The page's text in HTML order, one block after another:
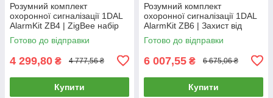
Розумний комплект
охоронної сигналізації 1DAL
AlarmKit ZB4 | ZigBee набір
для захисту від проникнення
в дім | Tuya
Готово до відправки
4 299,80 ₴ 4 777,56 ₴
Купити
Розумний комплект
охоронної сигналізації 1DAL
AlarmKit ZB6 | Захист від
проникнення в будинок |
Tuya ZigBee
Готово до відправки
6 007,55 ₴ 6 675,06 ₴
Купити